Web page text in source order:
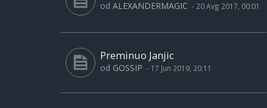
od ALEXANDERMAGIC - 20 Avg 2017, 00:01
Preminuo Janjic
od GOSSIP - 17 Jun 2019, 20:11